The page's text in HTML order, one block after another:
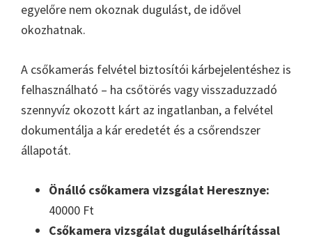
egyelőre nem okoznak dugulást, de idővel
okozhatnak.
A csőkamerás felvétel biztosítói kárbejelentéshez is
felhasználható – ha csőtörés vagy visszaduzzadó
szennyvíz okozott kárt az ingatlanban, a felvétel
dokumentálja a kár eredetét és a csőrendszer
állapotát.
Önálló csőkamera vizsgálat Heresznye:
40000 Ft
Csőkamera vizsgálat duguláselhárítással